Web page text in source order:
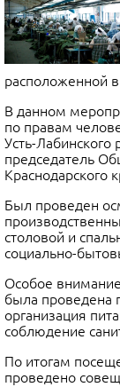
расположенной
В данном
по правам
Усть-Лабинского
председатель
Краснодарского
Был проведен
столовой и
социально-
Особое
была проведена
организация
соблюдение
По итогам
проведено